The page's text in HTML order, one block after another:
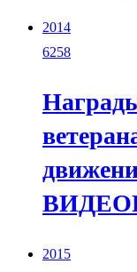
2014
6258
2015